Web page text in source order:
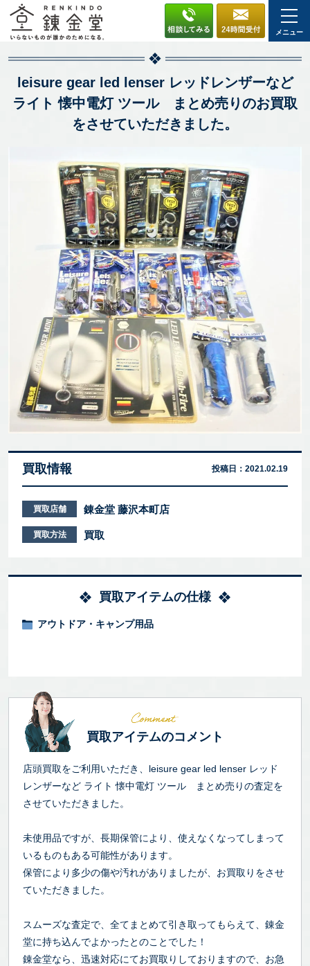
メニュー
leisure gear led lenser レッドレンザーなど
ライト 懐中電灯 ツール まとめ売りのお買取
をさせていただきました。
買取情報 投稿日： 2021.02.19
買取店舗 錬金堂 藤沢本町店
買取方法 買取
買取アイテムの仕様
アウトドア・キャンプ用品
買取アイテムのコメント
店頭買取をご利用いただき、leisure gear led lenser レッド
レンザーなど ライト 懐中電灯 ツール まとめ売りの査定を
させていただきました。
未使用品ですが、長期保管により、使えなくなってしまって
いるものもある可能性があります。
保管により多少の傷や汚れがありましたが、お買取りをさせ
ていただきました。
スムーズな査定で、全てまとめて引き取ってもらえて、錬金
堂に持ち込んでよかったとのことでした！
錬金堂なら、迅速対応にてお買取りしておりますので、お急